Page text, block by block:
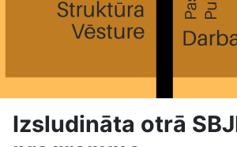
Izsludināta otrā